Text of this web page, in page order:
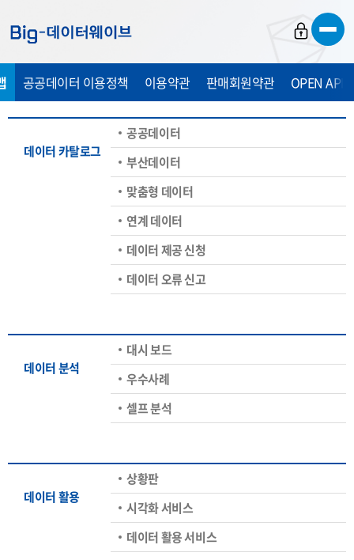
가
기
가
기
가
기
공공데이터 이용정책 이용약관 판매회원약관 OPEN API
데이터 카탈로그
공공데이터
부산데이터
맞춤형 데이터
연계 데이터
데이터 제공 신청
데이터 오류 신고
데이터 분석
대시 보드
우수사례
셀프 분석
데이터 활용
상황판
시각화 서비스
데이터 활용 서비스